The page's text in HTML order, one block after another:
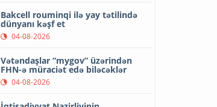
Bakcell rouminqi ilə yay tətilində
dünyanı kəşf et
04-08-2026
Vətəndaşlar “mygov” üzərindən
FHN-ə müraciət edə biləcəklər
04-08-2026